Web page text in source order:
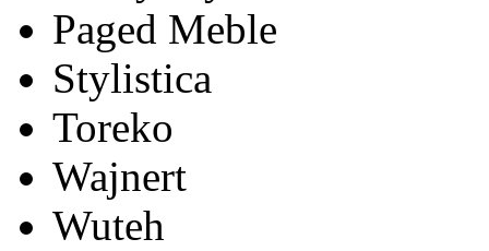
Paged Meble
Stylistica
Toreko
Wajnert
Wuteh